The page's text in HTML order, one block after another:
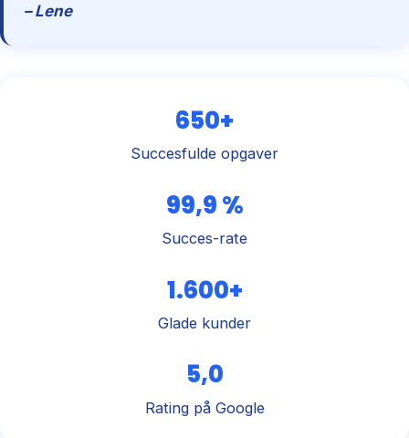
– Lene
650+
Succesfulde opgaver
99,9 %
Succes-rate
1.600+
Glade kunder
5,0
Rating på Google